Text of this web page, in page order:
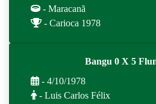
- Maracanã
- Carioca 1978
Bangu 0 X 5
- 4/10/1978
- Luis Carlos Félix